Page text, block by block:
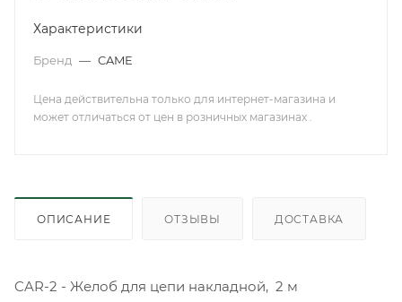
Характеристики
Бренд — CAME
Цена действительна только для интернет-магазина и
может отличаться от цен в розничных магазинах .
ОПИСАНИЕ ОТЗЫВЫ ДОСТАВКА
CAR-2 - Желоб для цепи накладной, 2 м